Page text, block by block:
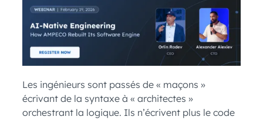
Les ingénieurs sont passés de « maçons »
écrivant de la syntaxe à « architectes »
orchestrant la logique. Ils n’écrivent plus le code